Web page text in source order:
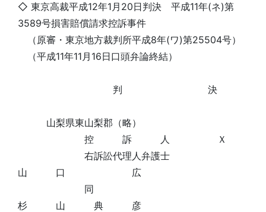
◇ 東京高裁平成12年1月20日判決 平成11年(ネ)第
3589号損害賠償請求控訴事件
（原審・東京地方裁判所平成8年(ワ)第25504号）
（平成11年11月16日口頭弁論終結）
判 決
山梨県東山梨郡（略）
控 訴 人 Ｘ
右訴訟代理人弁護士
山 口 広
同
杉 山 典 彦